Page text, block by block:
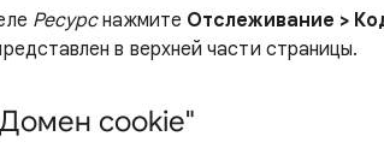
Ресурснажмите Отслеживание >
в верхней части страницы.
cookie"